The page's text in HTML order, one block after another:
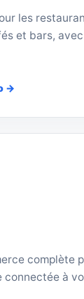
les
et bars,
→
complète
connectée à